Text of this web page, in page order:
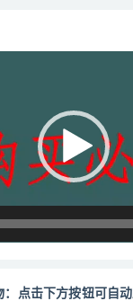
：点击下方按钮可自